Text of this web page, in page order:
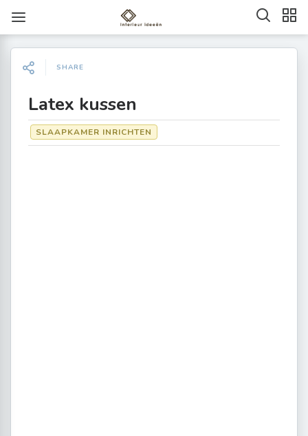
SHARE
Latex kussen
SLAAPKAMER INRICHTEN